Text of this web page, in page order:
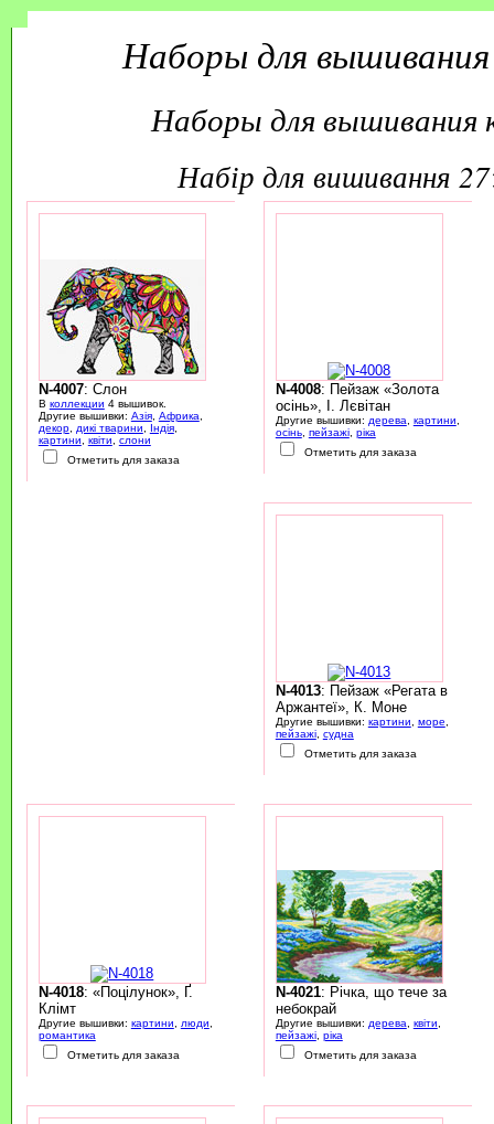
Наборы для
Наборы для вышивания
набір для вишивання
N-4007: Слон
В коллекции 4 вышивок.
Другие вышивки: Азія, Африка
декор, дикі тварини Індія,
картини
квіти
слони
Отметить для заказа
N-4008: Пейзаж «Золота
осінь», І. Лєвітан
Другие вышивки: дерева картини
осінь, пейзажі, ріка
Отметить для заказа
N-4013: Пейзаж «Регата в
Аржантеї», К. Моне
Другие вышивки: картини море
пейзажі, судна
Отметить для заказа
N-4018: «Поцілунок», Ґ.
Клімт
Другие вышивки: картини люди
романтика
Отметить для заказа
N-4021: Річка, що тече за
небокрай
Другие вышивки: дерева квіти
пейзажі, ріка
Отметить для заказа